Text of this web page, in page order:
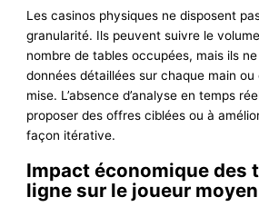
Les casinos physiques ne disposent
granularité. Ils peuvent suivre le
nombre de tables occupées, mais ils
données détaillées sur chaque main
mise. L’absence d’analyse en temps
proposer des offres ciblées ou à
façon itérative.
Impact économique des
ligne sur le joueur moyen